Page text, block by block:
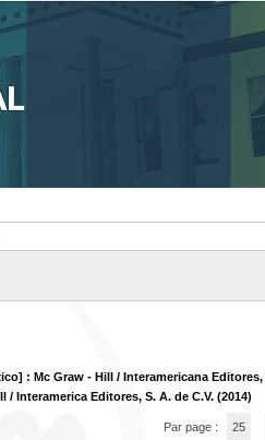
: Mc Graw - Hill / Interamericana Editores,
/ Interamerica Editores, S. A. de C.V. (2014)
Par page : 25